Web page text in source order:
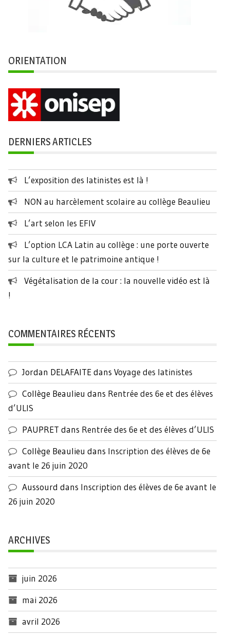
ORIENTATION
DERNIERS ARTICLES
L’exposition des latinistes est là !
NON au harcèlement scolaire au collège Beaulieu
L’art selon les EFIV
L’option LCA Latin au collège : une porte ouverte
sur la culture et le patrimoine antique !
Végétalisation de la cour : la nouvelle vidéo est là
!
COMMENTAIRES RÉCENTS
Jordan DELAFAITEdans Voyage des latinistes
Collège Beaulieu dans Rentrée des 6e et des élèves
d’ULIS
PAUPRET dans Rentrée des 6e et des élèves d’ULIS
Collège Beaulieu dans Inscription des élèves de 6e
avant le 26 juin 2020
Aussourd dans Inscription des élèves de 6e avant le
26 juin 2020
ARCHIVES
juin 2026
mai 2026
avril 2026